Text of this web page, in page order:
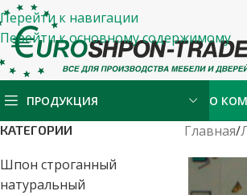
Перейти к навигации
Перейти к основному содержимому
ПРОДУКЦИЯ О
КАТЕГОРИИ
Шпон строганный
натуральный
Главная/